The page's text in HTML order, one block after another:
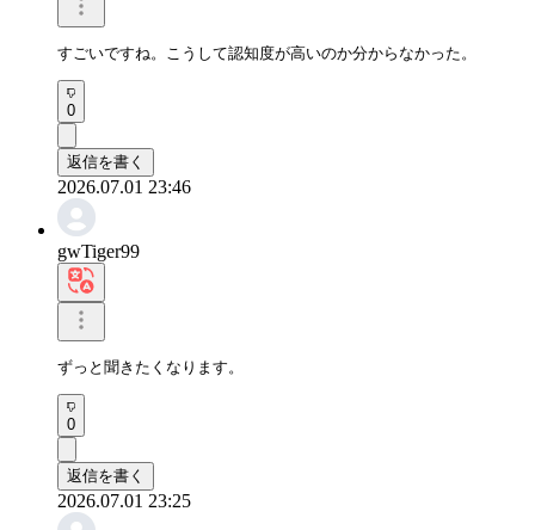
すごいですね。こうして認知度が高いのか分からなかった。
0
返信を書く
2026.07.01 23:46
gwTiger99
ずっと聞きたくなります。
0
返信を書く
2026.07.01 23:25